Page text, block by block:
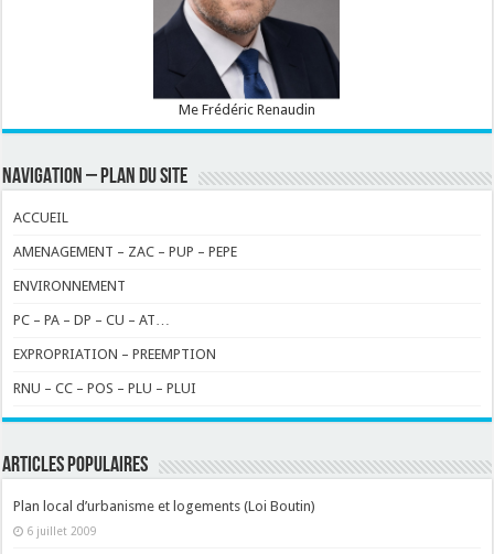
Me Frédéric Renaudin
NAVIGATION – PLAN DU SITE
ACCUEIL
AMENAGEMENT – ZAC – PUP – PEPE
ENVIRONNEMENT
PC – PA – DP – CU – AT…
EXPROPRIATION – PREEMPTION
RNU – CC – POS – PLU – PLUI
ARTICLES POPULAIRES
Plan local d’urbanisme et logements (Loi Boutin)
6 juillet 2009